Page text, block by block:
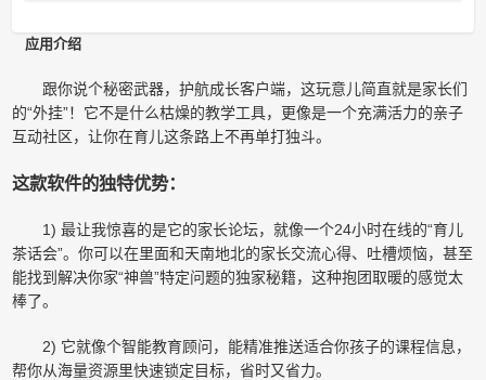
应用介绍
跟你说个秘密武器，护航成长客户端，这玩意儿简直就是家长们
的“外挂”！它不是什么枯燥的教学工具，更像是一个充满活力的亲子
互动社区，让你在育儿这条路上不再单打独斗。
这款软件的独特优势：
1) 最让我惊喜的是它的家长论坛，就像一个24小时在线的“育儿
茶话会”。你可以在里面和天南地北的家长交流心得、吐槽烦恼，甚至
能找到解决你家“神兽”特定问题的独家秘籍，这种抱团取暖的感觉太
棒了。
2) 它就像个智能教育顾问，能精准推送适合你孩子的课程信息，
帮你从海量资源里快速锁定目标，省时又省力。